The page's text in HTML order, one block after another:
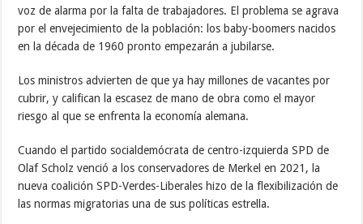
voz de alarma por la falta de trabajadores. El problema se agrava
por el envejecimiento de la población: los baby-boomers nacidos
en la década de 1960 pronto empezarán a jubilarse.
Los ministros advierten de que ya hay millones de vacantes por
cubrir, y califican la escasez de mano de obra como el mayor
riesgo al que se enfrenta la economía alemana.
Cuando el partido socialdemócrata de centro-izquierda SPD de
Olaf Scholz venció a los conservadores de Merkel en 2021, la
nueva coalición SPD-Verdes-Liberales hizo de la flexibilización de
las normas migratorias una de sus políticas estrella.